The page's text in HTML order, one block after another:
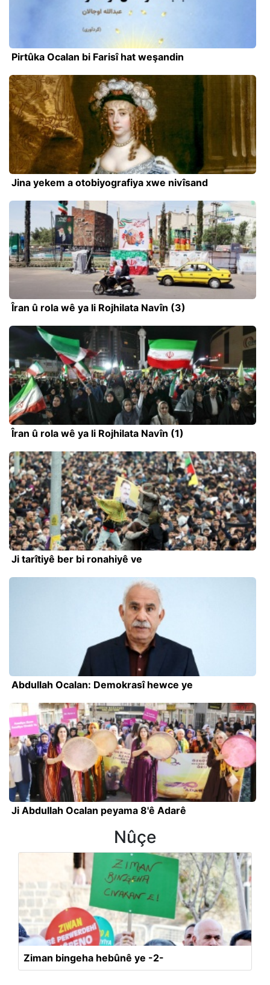
Pirtûka Ocalan bi Farisî hat weşandin
Jina yekem a otobiyografiya xwe nivîsand
Îran û rola wê ya li Rojhilata Navîn (3)
Îran û rola wê ya li Rojhilata Navîn (1)
Ji tarîtiyê ber bi ronahiyê ve
Abdullah Ocalan: Demokrasî hewce ye
Ji Abdullah Ocalan peyama 8'ê Adarê
Nûçe
Ziman bingeha hebûnê ye -2-